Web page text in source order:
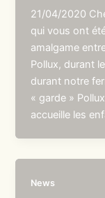
21/04/2020
qui vous ont
amalgame
Pollux, durant
durant notre
« garde »
accueille les
News